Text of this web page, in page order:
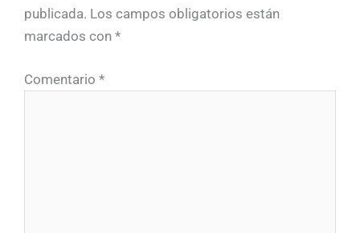
publicada. Los campos obligatorios están
marcados con *
Comentario *